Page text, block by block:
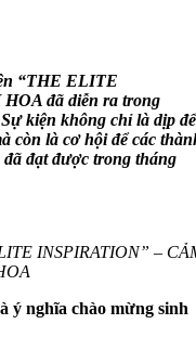
“THE ELITE
đã diễn ra trong
kiện không chỉ là dịp để
còn là cơ hội để các
đạt được trong tháng
INSPIRATION” –
ý nghĩa chào mừng sinh